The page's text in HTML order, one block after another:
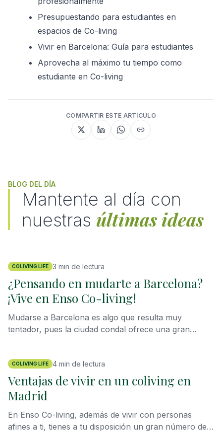
COMPARTIR ESTE ARTÍCULO
Presupuestando para estudiantes en
espacios de Co-living
Vivir en Barcelona: Guía para estudiantes
Aprovecha al máximo tu tiempo como
estudiante en Co-living
BLOG DEL DÍA
Mantente al día con
nuestras últimas ideas
COLIVING LIFE 3 min de lectura
¿Pensando en mudarte a Barcelona?
¡Vive en Enso Co-living!
Mudarse a Barcelona es algo que resulta muy
tentador, pues la ciudad condal ofrece una gran
difícil de rechazar. Pero encontrar un sitio para vivir
en Barcelona no es algo sencillo, pues el mercado
tradicional del alquiler se encuentra bastante saturado.
Por ello, para ir a vivir a Barcelona, el coliving se
posiciona como la solución más atractiva para todo
tipo de profesionales, estudiantes, freelances y
COLIVING LIFE 4 min de lectura
Ventajas de vivir en un coliving en
Madrid
En Enso Co-living, además de vivir con personas
afines a ti, tienes a tu disposición un gran número de